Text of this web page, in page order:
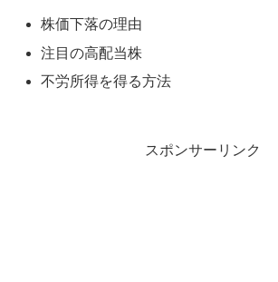
株価下落の理由
注目の高配当株
不労所得を得る方法
スポンサーリンク